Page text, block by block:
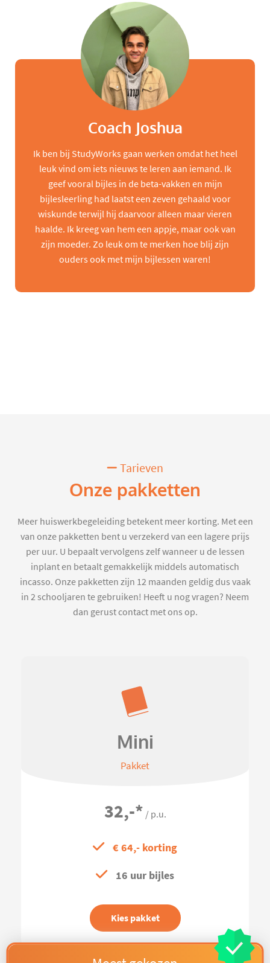
Coach Joshua
Ik ben bij StudyWorks gaan werken omdat het heel
leuk vind om iets nieuws te leren aan iemand. Ik
geef vooral bijles in de beta-vakken en mijn
bijlesleerling had laatst een zeven gehaald voor
wiskunde terwijl hij daarvoor alleen maar vieren
haalde. Ik kreeg van hem een appje, maar ook van
zijn moeder. Zo leuk om te merken hoe blij zijn
ouders ook met mijn bijlessen waren!
Tarieven
Onze pakketten
Meer huiswerkbegeleiding betekent meer korting. Met een
van onze pakketten bent u verzekerd van een lagere prijs
per uur. U bepaalt vervolgens zelf wanneer u de lessen
inplant en betaalt gemakkelijk middels automatisch
incasso. Onze pakketten zijn 12 maanden geldig dus vaak
in 2 schooljaren te gebruiken! Heeft u nog vragen? Neem
dan gerust contact met ons op.
Mini
Pakket
32,-* / p.u.
€ 64,- korting
16 uur bijles
Kies pakket